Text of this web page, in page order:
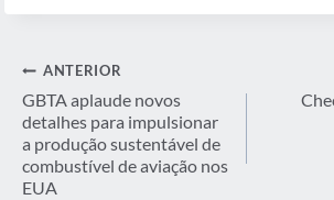
Navegação
de
Post
ANTERIOR
GBTA aplaude novos
detalhes para impulsionar
a produção sustentável de
combustível de aviação nos
EUA